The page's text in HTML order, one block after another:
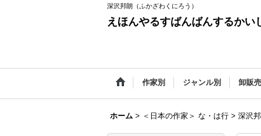
深沢邦朗（ふかざわくにろう）
えほんやるすばんばんするかい
作家別 ジャンル別 卸販
ホーム > ＜日本の作家＞ な・は行 > 深沢